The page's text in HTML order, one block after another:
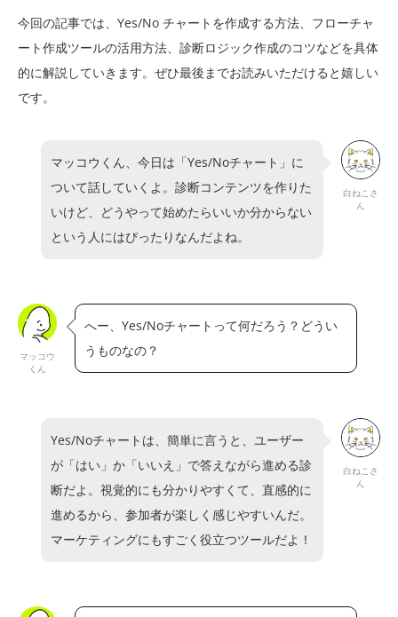
今回の記事では、Yes/No チャートを作成する方法、フローチャ
ート作成ツールの活用方法、診断ロジック作成のコツなどを具体
的に解説していきます。ぜひ最後までお読みいただけると嬉しい
です。
白ねこさ
ん
マッコウくん、今日は「Yes/Noチャート」に
ついて話していくよ。診断コンテンツを作りた
いけど、どうやって始めたらいいか分からない
という人にはぴったりなんだよね。
マッコウ
くん
へー、Yes/Noチャートって何だろう？どうい
うものなの？
白ねこさ
ん
Yes/Noチャートは、簡単に言うと、ユーザー
が「はい」か「いいえ」で答えながら進める診
断だよ。視覚的にも分かりやすくて、直感的に
進めるから、参加者が楽しく感じやすいんだ。
マーケティングにもすごく役立つツールだよ！